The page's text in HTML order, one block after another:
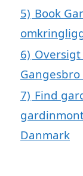
5) Book
6)
7) Find
Danmark